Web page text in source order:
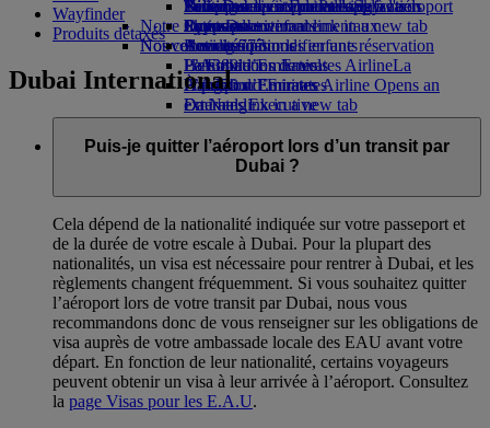
Parking à l'aéroportParking à l'aéroport
Opens an external link in a new tab
Boissons
Notre flotte
Boeing 777
L’A380 d’Emirates
L’A350 d’Emirates
Emirates Executive
Plan des sièges
Divertissements pour les enfants
Jouets pour enfants
Activités pour les enfants
Politique environnementale
Rapports environnementaux
Nos communautés
La Fondation Emirates AirlineLa
Fondation Emirates Airline Opens an
external link in a new tab
Parrainages
Nice-Dubai
Lyon-Dubai
Nouvelles destinations
Helsinki
Hangzhou
Da Nang
Shenzhen
Siem Reap
Se connecter à Emirates Skywards
Skywards+
Téléphone portable et l'application
Emirates
Annuler ou modifier une réservation
Perturbations de vols
À propos d’Emirates
Wayfinder
Produits détaxés
Dubai International
Puis-je quitter l’aéroport lors d’un transit par
Dubai ?
Cela dépend de la nationalité indiquée sur votre passeport et
de la durée de votre escale à Dubai. Pour la plupart des
nationalités, un visa est nécessaire pour rentrer à Dubai, et les
règlements changent fréquemment. Si vous souhaitez quitter
l’aéroport lors de votre transit par Dubai, nous vous
recommandons donc de vous renseigner sur les obligations de
visa auprès de votre ambassade locale des EAU avant votre
départ. En fonction de leur nationalité, certains voyageurs
peuvent obtenir un visa à leur arrivée à l’aéroport. Consultez
la page Visas pour les E.A.U.